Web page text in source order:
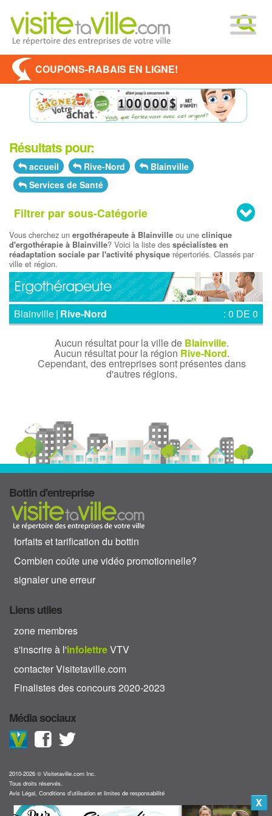
COUPONS-RABAIS EN LIGNE!
Résultats pour:
accueil Rive-Nord
Blainville
Services de Santé
Filtrer par sous-Catégorie
Vous cherchez un ergothérapeute à Blainville ou une clinique
d'ergothérapie à Blainville? Voici la liste des spécialistes en
réadaptation sociale par l'activité physique répertoriés. Classés par
ville et région.
Blainville| Rive-Nord : 0 DE 0
Aucun résultat pour la ville de Blainville.
Aucun résultat pour la région Rive-Nord.
Cependant, des entreprises sont présentes dans
d'autres régions.
Bottin d'entreprise
forfaits et tarification du bottin
Combien coûte une vidéo promotionnelle?
signaler une erreur
Liens utiles
zone membres
s'inscrire à l'infolettreVTV
contacter Visitetaville.com
Finalistes des concours 2020-2023
Média sociaux
2010-2026 © Visitetaville.com Inc.
Tous droits réservés.
Avis Légal, Conditions d'utilisation et limites de responsabilité
X